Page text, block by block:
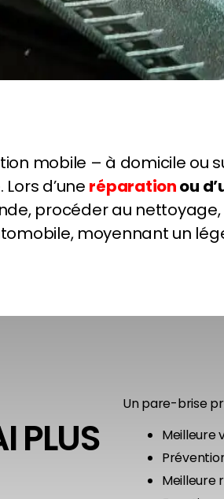
mobile – à domicile ou
d’une réparationou
procéder au nettoyage,
moyennant un
PLUS
Un pare-brise
Meilleure
Meilleure